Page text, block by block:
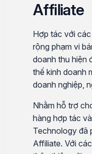
Affiliate
Hợp tác với
rộng phạm vi
doanh thu hiện
thế kinh doanh
doanh nghiệp,
Nhằm hỗ trợ
hàng hợp tác
Technology đã
Affiliate. Với